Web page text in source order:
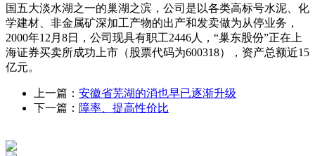
国五大淡水湖之一的巢湖之滨，公司是以各类高标号水泥、化
学建材、非金属矿深加工产物的出产和发卖做为从停业务，
2000年12月8日，公司现具有职工2446人，“巢东股份”正在上
海证券买卖所成功上市（股票代码为600318），资产总额近15
亿元。
上一篇： 安徽省芜湖的消也早已逐渐升级
下一篇： 障率、提高性价比